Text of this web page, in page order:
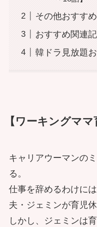
その他おすす
おすすめ関連
韓ドラ見放題
【ワーキングママ
キャリアウーマンの
る。
仕事を辞めるわけに
夫・ジェミンが育児
しかし、ジェミンは